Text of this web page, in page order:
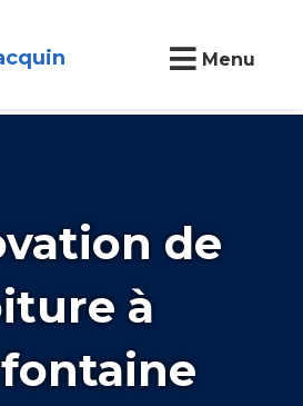
Menu
de
à